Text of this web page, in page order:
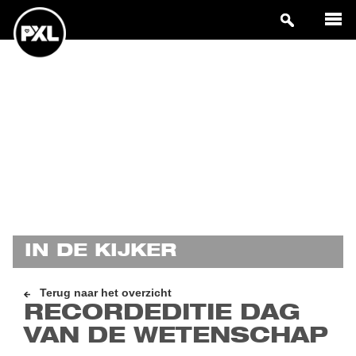
IN DE KIJKER
Terug naar het overzicht
RECORDEDITIE DAG
VAN DE WETENSCHAP